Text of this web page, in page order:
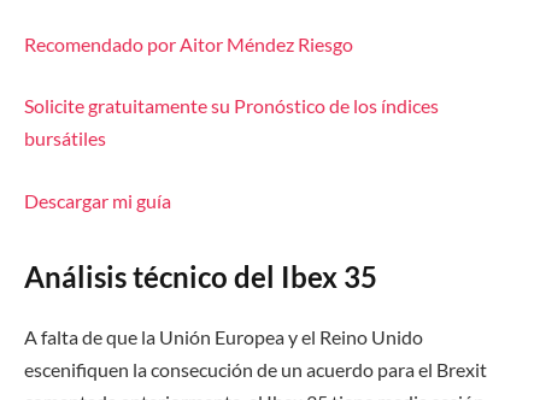
Recomendado por Aitor Méndez Riesgo
Solicite gratuitamente su Pronóstico de los índices
bursátiles
Descargar mi guía
Análisis técnico del Ibex 35
A falta de que la Unión Europea y el Reino Unido
escenifiquen la consecución de un acuerdo para el Brexit